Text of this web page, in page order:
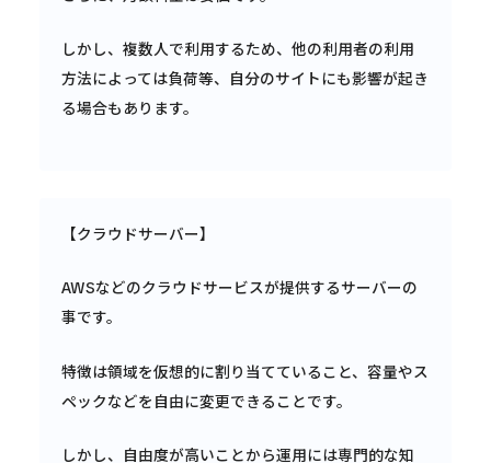
しかし、複数人で利用するため、他の利用者の利用
方法によっては負荷等、自分のサイトにも影響が起き
る場合もあります。
【クラウドサーバー】
AWSなどのクラウドサービスが提供するサーバーの
事です。
特徴は領域を仮想的に割り当てていること、容量やス
ペックなどを自由に変更できることです。
しかし、自由度が高いことから運用には専門的な知